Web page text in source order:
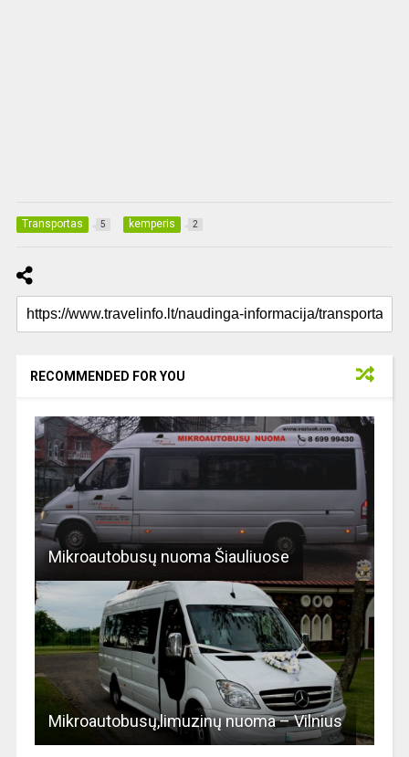
Transportas 5 kemperis 2
RECOMMENDED FOR YOU
Mikroautobusų nuoma Šiauliuose
Mikroautobusų,limuzinų nuoma – Vilnius